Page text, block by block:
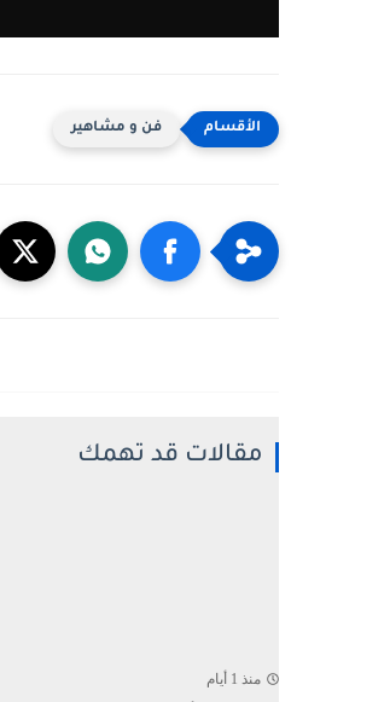
فن و مشاهير
مقالات قد تهمك
منذ 1 أيام